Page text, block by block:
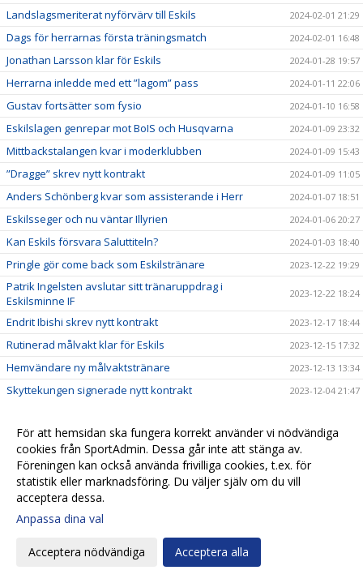
Landslagsmeriterat nyförvärv till Eskils 2024-02-01 21:29
Dags för herrarnas första träningsmatch 2024-02-01 16:48
Jonathan Larsson klar för Eskils 2024-01-28 19:57
Herrarna inledde med ett ”lagom” pass 2024-01-11 22:06
Gustav fortsätter som fysio 2024-01-10 16:58
Eskilslagen genrepar mot BoIS och Husqvarna 2024-01-09 23:32
Mittbackstalangen kvar i moderklubben 2024-01-09 15:43
”Dragge” skrev nytt kontrakt 2024-01-09 11:05
Anders Schönberg kvar som assisterande i Herr 2024-01-07 18:51
Eskilsseger och nu väntar Illyrien 2024-01-06 20:27
Kan Eskils försvara Saluttiteln? 2024-01-03 18:40
Pringle gör come back som Eskilstränare 2023-12-22 19:29
Patrik Ingelsten avslutar sitt tränaruppdrag i
Eskilsminne IF
2023-12-22 18:24
Endrit Ibishi skrev nytt kontrakt 2023-12-17 18:44
Rutinerad målvakt klar för Eskils 2023-12-15 17:32
Hemvändare ny målvaktstränare 2023-12-13 13:34
Skyttekungen signerade nytt kontrakt 2023-12-04 21:47
Hampus Stoltz uttagen till Morgondagens stjärnor 2023-11-14 10:15
Jesper Lernesjö klar för Eskils 2023-11-12 12:45
Årets enda mål gav Eskils fjärdeplatsen 2023-11-11 18:43
Eskils går för fjärdeplatsen
”Olli” vill tangera klubbrekordet
FC Trollhättan - Eskilsminne IF
Revanschsugen ”Lunde” skrev på nytt kontrakt
För att hemsidan ska fungera korrekt använder vi nödvändiga
cookies från SportAdmin. Dessa går inte att stänga av.
Föreningen kan också använda frivilliga cookies, t.ex. för
statistik eller marknadsföring. Du väljer själv om du vill
acceptera dessa.
Anpassa dina val
Acceptera nödvändiga Acceptera alla